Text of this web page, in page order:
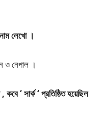
নাম লেখো ।
ও নেপাল ।
‘ সার্ক ‘ প্রতিষ্ঠিত হয়েছিল